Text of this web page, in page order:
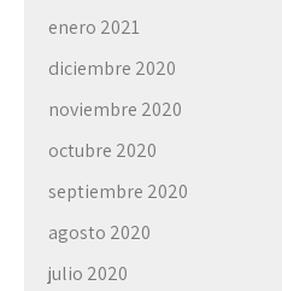
enero 2021
diciembre 2020
noviembre 2020
octubre 2020
septiembre 2020
agosto 2020
julio 2020